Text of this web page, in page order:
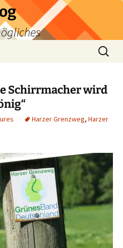
Suchen
nach:
Schirrmacher wird
Harzer Grenzweg, Harzer